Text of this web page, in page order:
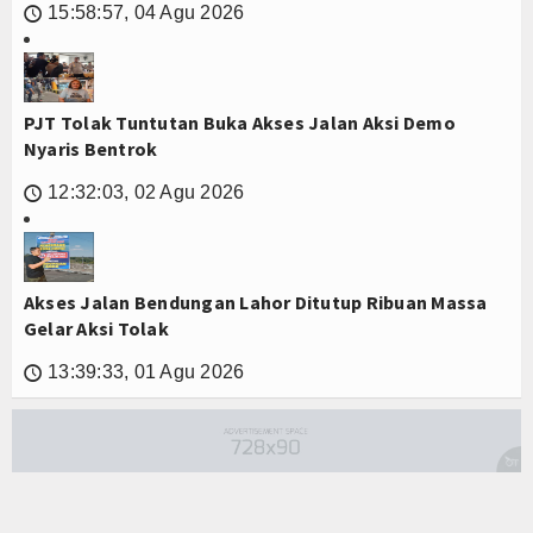
🕔 15:58:57, 04 Agu 2026
PJT Tolak Tuntutan Buka Akses Jalan Aksi Demo
Nyaris Bentrok
🕔 12:32:03, 02 Agu 2026
Akses Jalan Bendungan Lahor Ditutup Ribuan Massa
Gelar Aksi Tolak
🕔 13:39:33, 01 Agu 2026